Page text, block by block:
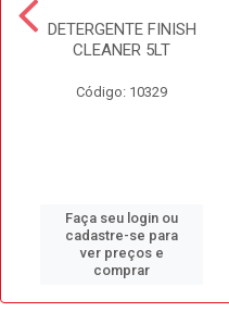
DETERGENTE FINISH
CLEANER 5LT
Código: 10329
Faça seu login ou
cadastre-se para
ver preços e
comprar